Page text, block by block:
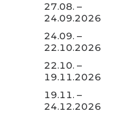
27.08. –
24.09.2026
24.09. –
22.10.2026
22.10. –
19.11.2026
19.11. –
24.12.2026